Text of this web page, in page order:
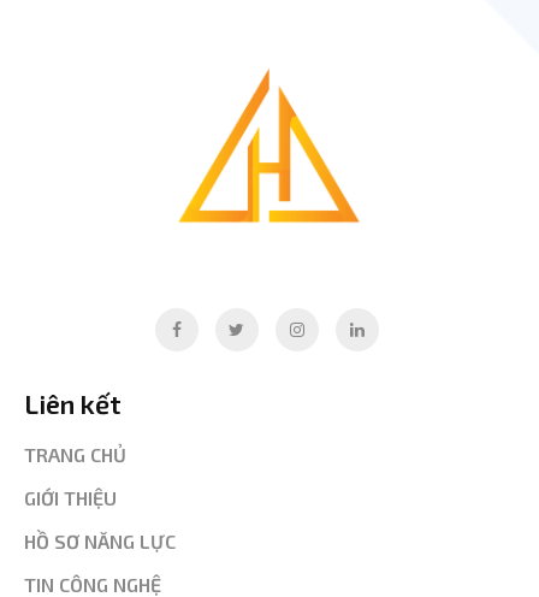
Liên kết
TRANG CHỦ
GIỚI THIỆU
HỒ SƠ NĂNG LỰC
TIN CÔNG NGHỆ